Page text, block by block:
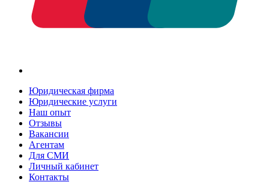
Юридическая фирма
Юридические услуги
Наш опыт
Отзывы
Вакансии
Агентам
Для СМИ
Личный кабинет
Контакты